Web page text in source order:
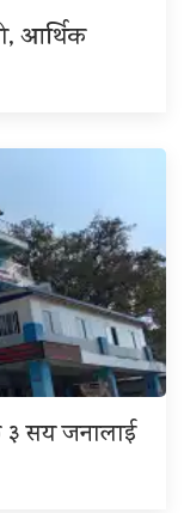
आर्थिक
३ सय जनालाई